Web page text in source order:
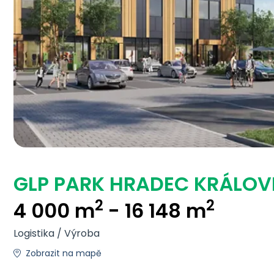
GLP PARK HRADEC
4 000 m2 - 16 148 m2
Logistika / Výroba
Zobrazit na mapě